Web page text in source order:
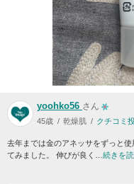
yoohko56 さん
45歳 乾燥肌 クチコミ
去年までは金のアネッサをずっと
てみました。 伸びが良く… 続きを